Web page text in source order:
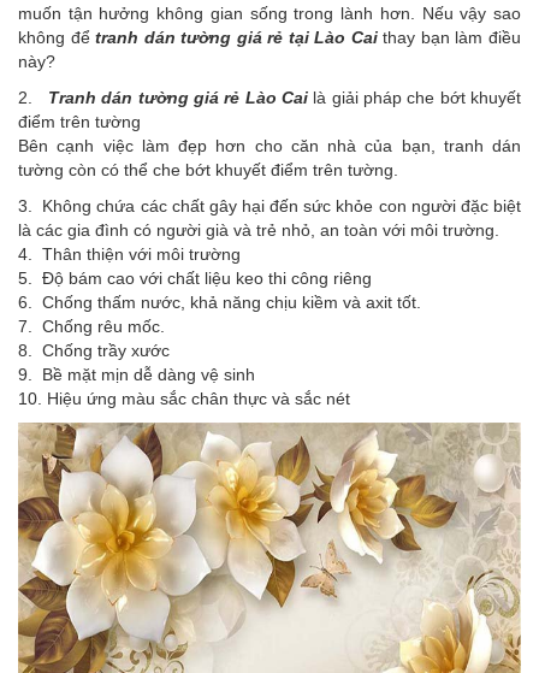
muốn tận hưởng không gian sống trong lành hơn. Nếu vậy sao
không đểtranh dán tường giá rẻ tại Lào Caithay bạn làm điều
này?
2. Tranh dán tường giá rẻ Lào Cai là giải pháp che bớt khuyết
điểm trên tường
Bên cạnh việc làm đẹp hơn cho căn nhà của bạn, tranh dán
tường còn có thể che bớt khuyết điểm trên tường.
3. Không chứa các chất gây hại đến sức khỏe con người đặc biệt
là các gia đình có người già và trẻ nhỏ, an toàn với môi trường.
4. Thân thiện với môi trường
5. Độ bám cao với chất liệu keo thi công riêng
6. Chống thấm nước, khả năng chịu kiềm và axit tốt.
7. Chống rêu mốc.
8. Chống trầy xước
9. Bề mặt mịn dễ dàng vệ sinh
10. Hiệu ứng màu sắc chân thực và sắc nét